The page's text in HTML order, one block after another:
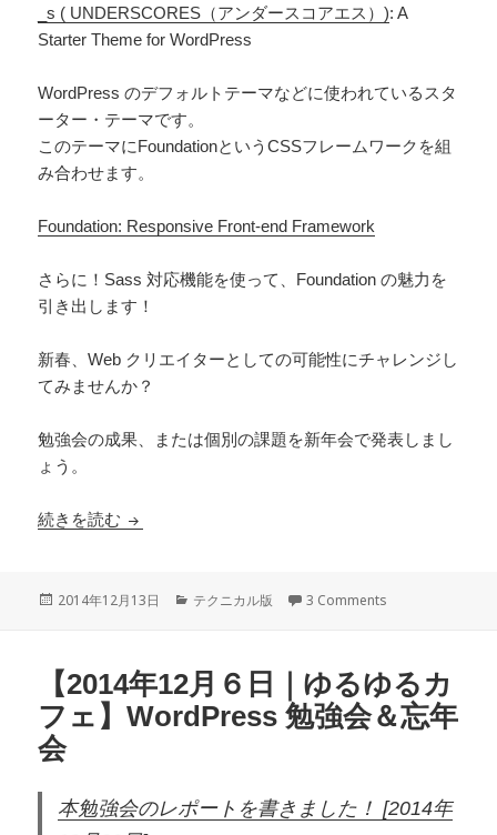
_s ( UNDERSCORES（アンダースコアエス）): A
Starter Theme for WordPress
WordPress のデフォルトテーマなどに使われているスタ
ーター・テーマです。
このテーマにFoundationというCSSフレームワークを組
み合わせます。
Foundation: Responsive Front-end Framework
さらに！Sass 対応機能を使って、Foundation の魅力を
引き出します！
新春、Web クリエイターとしての可能性にチャレンジし
てみませんか？
勉強会の成果、または個別の課題を新年会で発表しまし
ょう。
続きを読む 【2015年１月10日】WordPress & Foundation 勉
投
2014年12月13日
カ
ー
テクニカル版 3 Comments
【2014年12月６日｜ゆるゆるカ
フェ】WordPress 勉強会＆忘年
会
本勉強会のレポートを書きました！ [2014年